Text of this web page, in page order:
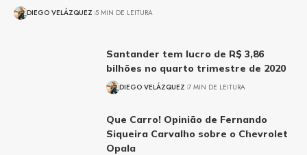
DIEGO VELÁZQUEZ 5 MIN DE LEITURA
Santander tem lucro de R$ 3,86
bilhões no quarto trimestre de 2020
DIEGO VELÁZQUEZ 7 MIN DE LEITURA
Que Carro! Opinião de Fernando
Siqueira Carvalho sobre o Chevrolet
Opala